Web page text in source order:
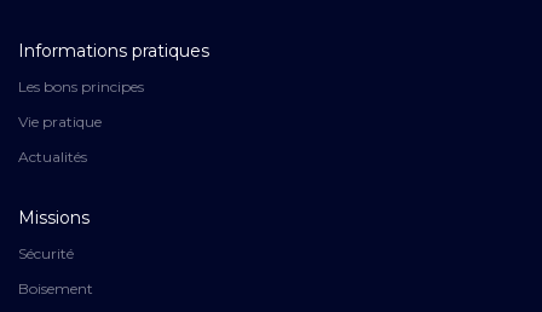
Informations pratiques
Les bons principes
Vie pratique
Actualités
Missions
Sécurité
Boisement